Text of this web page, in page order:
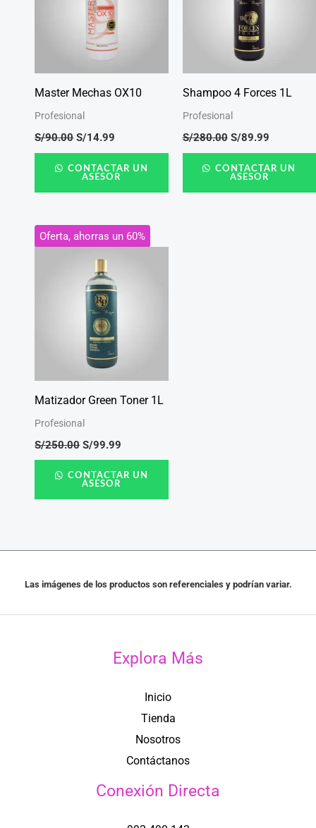
Master Mechas OX10
Profesional
S/90.00 S/14.99
CONTACTAR UN
ASESOR
Shampoo 4 Forces 1L
Profesional
S/280.00 S/89.99
CONTACTAR UN
ASESOR
Oferta, ahorras un 60%
Matizador Green Toner 1L
Profesional
S/250.00
El
precio
original
era:
S/250.00.
S/99.99
El
precio
CONTACTAR UN
ASESOR
Las imágenes de los productos son referenciales y podrían variar.
Explora Más
Inicio
Tienda
Nosotros
Contáctanos
Conexión Directa